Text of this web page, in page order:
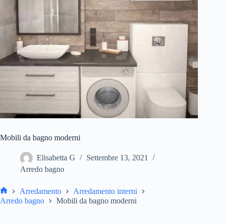
Mobili da bagno moderni
Elisabetta G
Settembre 13, 2021
Arredo bagno
Arredamento
Arredamento interni
Arredo bagno
Mobili da bagno moderni